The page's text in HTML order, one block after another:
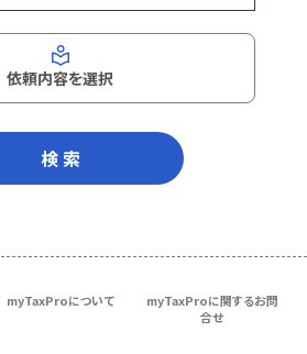
依頼内容を選択
検 索
myTaxProについて
myTaxProに関するお問
合せ